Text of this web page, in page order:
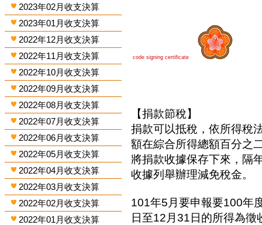
2023年02月收支決算
2023年01月收支決算
2022年12月收支決算
2022年11月收支決算
2022年10月收支決算
2022年09月收支決算
2022年08月收支決算
2022年07月收支決算
2022年06月收支決算
2022年05月收支決算
2022年04月收支決算
2022年03月收支決算
2022年02月收支決算
2022年01月收支決算
code signing certificate
【捐款節稅】
捐款可以抵稅，依所得稅
額在綜合所得總額百分之
將捐款收據保存下來，隔
收據列舉辦理減免稅金。
101年5月要申報要100年
日至12月31日的所得為